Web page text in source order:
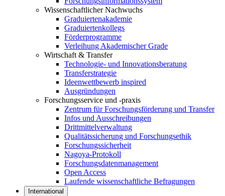
Wissenschaftlicher Nachwuchs
Graduiertenakademie
Graduiertenkollegs
Förderprogramme
Verleihung Akademischer Grade
Wirtschaft & Transfer
Technologie- und Innovationsberatung
Transferstrategie
Ideenwettbewerb inspired
Ausgründungen
Forschungsservice und -praxis
Zentrum für Forschungsförderung und Transfer
Infos und Ausschreibungen
Drittmittelverwaltung
Qualitätssicherung und Forschungsethik
Forschungssicherheit
Nagoya-Protokoll
Forschungsdatenmanagement
Open Access
Laufende wissenschaftliche Befragungen
International